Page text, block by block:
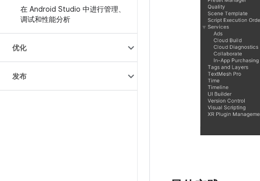
在 Android Studio 中进行管理、
调试和性能分析
优化
发布